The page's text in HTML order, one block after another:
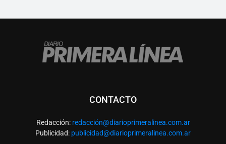
CONTACTO
Redacción: redacción@diarioprimeralinea.com.ar
Publicidad: publicidad@diarioprimeralinea.com.ar